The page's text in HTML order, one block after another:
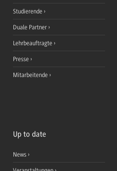
Studierende
Duale Partner
Lehrbeauftragte
Presse
Mitarbeitende
Up to date
News